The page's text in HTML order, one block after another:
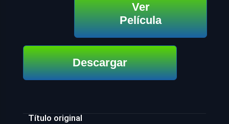
Ver
Película
Descargar
Título original